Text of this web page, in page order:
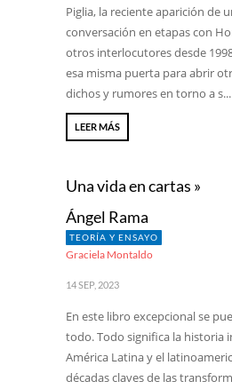
Piglia, la reciente aparición de
conversación en etapas con
otros interlocutores desde
esa misma puerta para abrir
dichos y rumores en torno a s...
LEER MÁS
Una vida en cartas »
Ángel Rama
TEORÍA Y ENSAYO
Graciela Montaldo
14 SEP, 2023
En este libro excepcional se
todo. Todo significa la historia
América Latina y el
décadas claves de las